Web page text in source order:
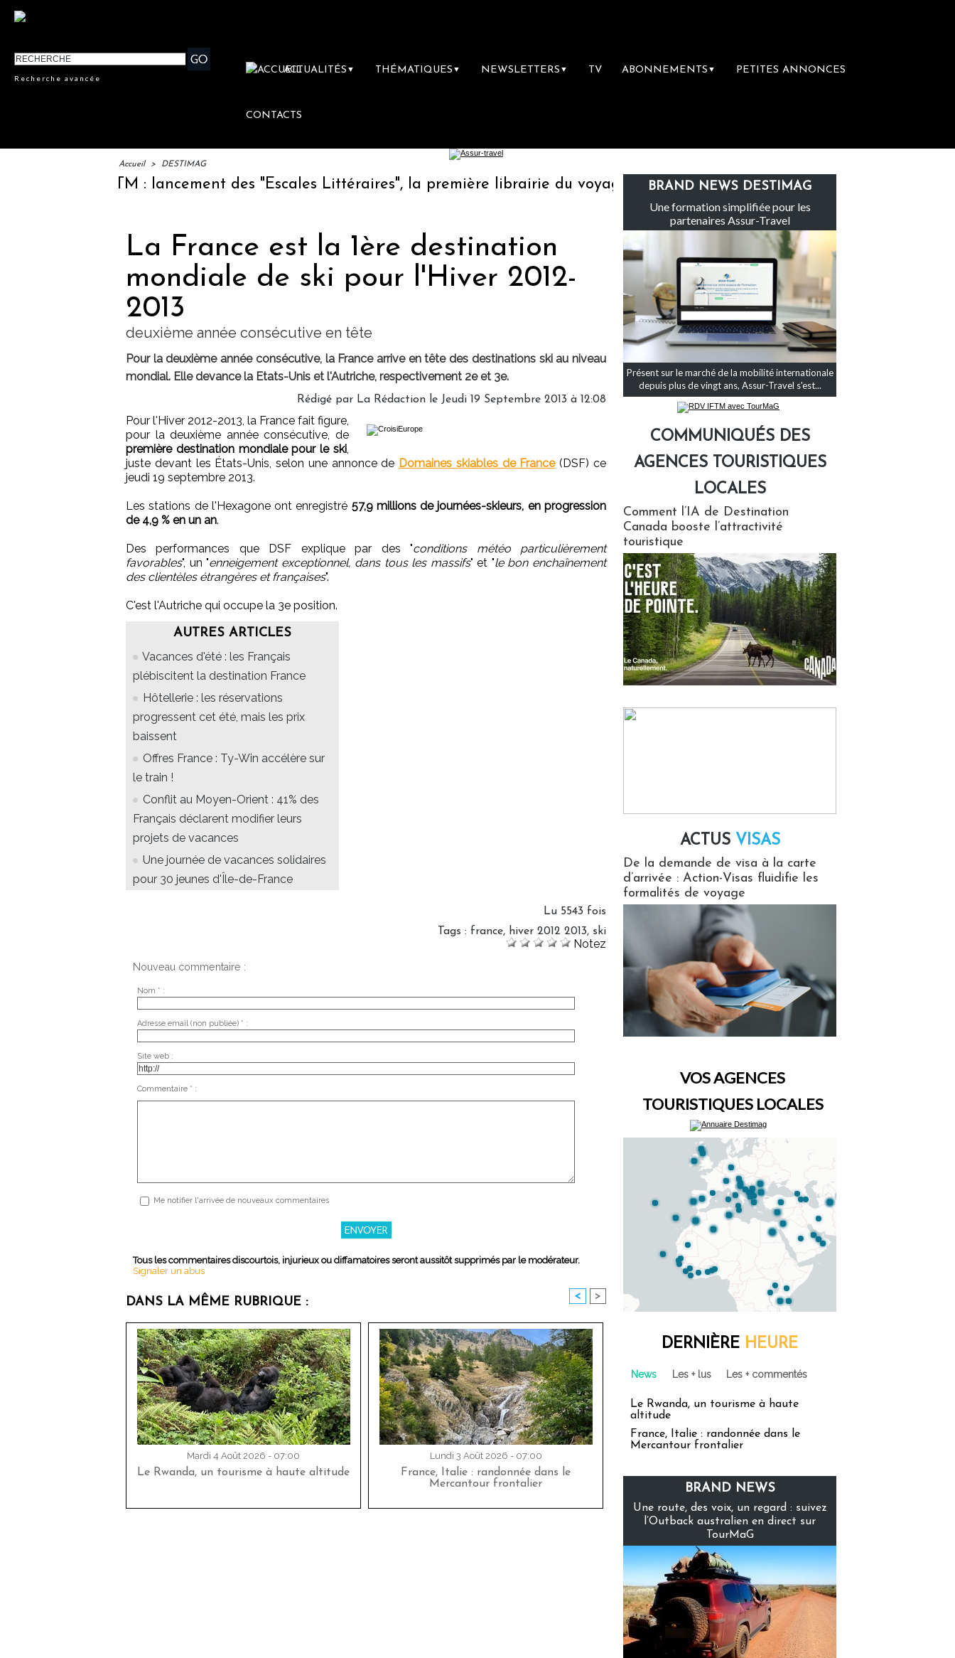
Recherche avancée
ACTUALITÉS ▼ THÉMATIQUES ▼ NEWSLETTERS ▼ TV ABONNEMENTS ▼ PETITES ANNONCES
CONTACTS
Accueil > DESTIMAG
IFTM : lancement des "Escales Littéraires", la première librairie du voyage Le groupe Sainte-Claire rachète Eden Tour
La France est la 1ère destination
mondiale de ski pour l'Hiver 2012-
2013
deuxième année consécutive en tête
Pour la deuxième année consécutive, la France arrive en tête des destinations ski au niveau
mondial. Elle devance la Etats-Unis et l'Autriche, respectivement 2e et 3e.
Rédigé par La Rédaction le Jeudi 19 Septembre 2013 à 12:08
Pour l'Hiver 2012-2013, la France fait figure,
pour la deuxième année consécutive, de
première destination mondiale pour le ski,
juste devant les États-Unis, selon une annonce de Domaines skiables de France(DSF) ce
jeudi 19 septembre 2013.
Les stations de l'Hexagone ont enregistré 57,9 millions de journées-skieurs, en progression
de 4,9 % en un an.
Des performances que DSF explique par des "conditions météo particulièrement
favorables", un "enneigement exceptionnel, dans tous les massifs" et "le bon enchaînement
des clientèles étrangères et françaises".
C'est l'Autriche qui occupe la 3e position.
AUTRES ARTICLES
Vacances d'été : les Français
plébiscitent la destination France
Hôtellerie : les réservations
progressent cet été, mais les prix
baissent
Offres France : Ty-Win accélère sur
le train !
Conflit au Moyen-Orient : 41% des
Français déclarent modifier leurs
projets de vacances
Une journée de vacances solidaires
pour 30 jeunes d'Île-de-France
Lu 5543 fois
Tags : france, hiver 2012 2013, ski
Notez
Nouveau commentaire :
Nom * :
Adresse email (non publiée) * :
Site web :
Commentaire * :
Me notifier l'arrivée de nouveaux commentaires
Tous les commentaires discourtois, injurieux ou diffamatoires seront aussitôt supprimés par le modérateur.
Signaler un abus
DANS LA MÊME RUBRIQUE : < >
Mardi 4 Août 2026 - 07:00
Le Rwanda, un tourisme à haute altitude
Lundi 3 Août 2026 - 07:00
France, Italie : randonnée dans le
Mercantour frontalier
BRAND NEWS DESTIMAG
Une formation simplifiée pour les
partenaires Assur-Travel
Présent sur le marché de la mobilité internationale
depuis plus de vingt ans, Assur-Travel s'est...
COMMUNIQUÉS DES
AGENCES TOURISTIQUES
LOCALES
Comment l’IA de Destination
Canada booste l’attractivité
touristique
ACTUS VISAS
De la demande de visa à la carte
d’arrivée : Action-Visas fluidifie les
formalités de voyage
VOS AGENCES
TOURISTIQUES LOCALES
DERNIÈRE HEURE
News Les + lus Les + commentés
Le Rwanda, un tourisme à haute
altitude
France, Italie : randonnée dans le
Mercantour frontalier
BRAND NEWS
Une route, des voix, un regard : suivez
l’Outback australien en direct sur
TourMaG